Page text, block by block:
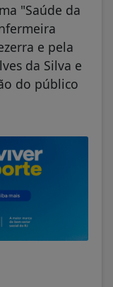
"Saúde da
e pela
da Silva e
do público